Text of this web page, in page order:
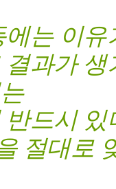
는 이유
과가
반드시
절대로